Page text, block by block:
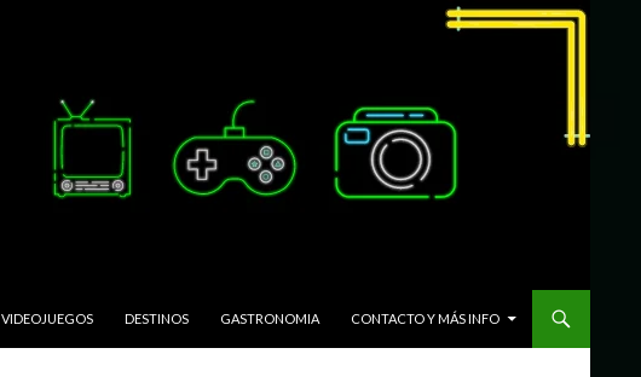
VIDEOJUEGOS DESTINOS GASTRONOMIA CONTACTO Y MÁS INFO